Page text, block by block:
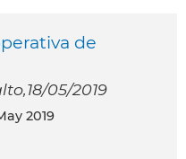
de
05/2019
2019